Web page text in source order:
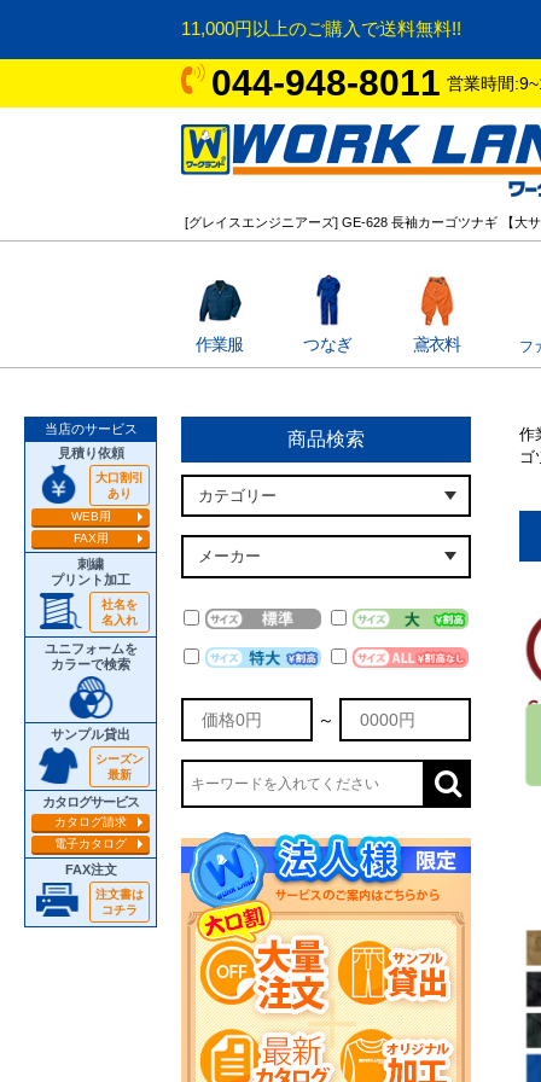
11,000円以上のご購入で送料無料!!
044-948-8011 営業時間
[グレイスエンジニアーズ] GE-628 長袖カーゴツナギ 【大
作業服 つなぎ 鳶衣料 フ
当店のサービス
見積り依頼
大口割引
あり
WEB用
FAX用
刺繍
プリント加工
社名を
名入れ
ユニフォームを
カラーで検索
サンプル貸出
シーズン
最新
カタログサービス
カタログ請求
電子カタログ
FAX注文
注文書は
コチラ
商品検索
～
作
ゴ